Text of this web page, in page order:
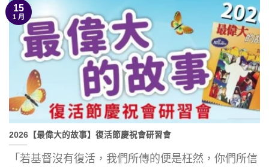
2026【最偉大的故事】復活節慶祝會研習會
「若基督沒有復活，我們所傳的便是枉然，你們所信
15
1 月